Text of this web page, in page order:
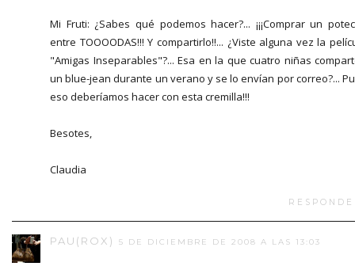
Mi Fruti: ¿Sabes qué podemos hacer?... ¡¡¡Comprar un
entre TOOOODAS!!! Y compartirlo!!... ¿Viste alguna vez la
"Amigas Inseparables"?... Esa en la que cuatro niñas
un blue-jean durante un verano y se lo envían por correo?...
eso deberíamos hacer con esta cremilla!!!
Besotes,
Claudia
PAU(ROX) 5 DE DICIEMBRE DE 2008 A LAS 13:03